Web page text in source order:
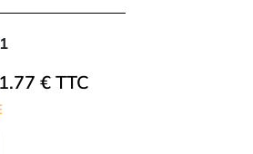
€ TTC